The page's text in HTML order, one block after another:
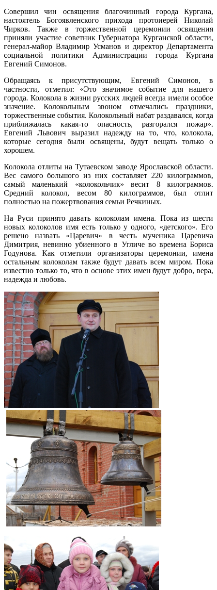
Совершил чин освящения благочинный города Кургана,
настоятель Богоявленского прихода протоиерей Николай
Чирков. Также в торжественной церемонии освящения
приняли участие советник Губернатора Курганской области,
генерал-майор Владимир Усманов и директор Департамента
социальной политики Администрации города Кургана
Евгений Симонов.
Обращаясь к присутствующим, Евгений Симонов, в
частности, отметил: «Это значимое событие для нашего
города. Колокола в жизни русских людей всегда имели особое
значение. Колокольным звоном отмечались праздники,
торжественные события. Колокольный набат раздавался, когда
приближалась какая-то опасность, разгорался пожар».
Евгений Львович выразил надежду на то, что, колокола,
которые сегодня были освящены, будут вещать только о
хорошем.
Колокола отлиты на Тутаевском заводе Ярославской области.
Вес самого большого из них составляет220 килограммов,
самый маленький «колокольчик» весит 8 килограммов.
Средний колокол, весом 80 килограммов, был отлит
полностью на пожертвования семьи Речкиных.
На Руси принято давать колоколам имена. Пока из шести
новых колоколов имя есть только у одного, «детского». Его
решено назвать «Царевич» в честь мученика Царевича
Димитрия, невинно убиенного в Угличе во времена Бориса
Годунова. Как отметили организаторы церемонии, имена
остальным колоколам также будут давать всем миром. Пока
известно только то, что в основе этих имен будут добро, вера,
надежда и любовь.